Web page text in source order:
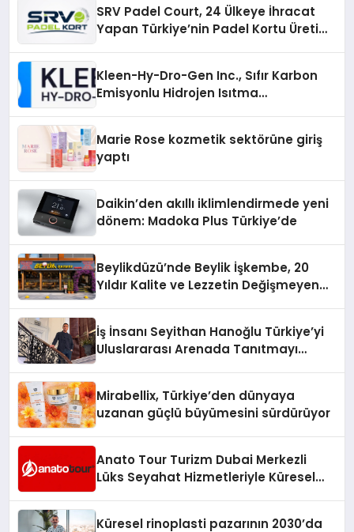
SRV Padel Court, 24 Ülkeye İhracat
Yapan Türkiye’nin Padel Kortu Üretim
Kleen-Hy-Dro-Gen Inc., Sıfır Karbon
Emisyonlu Hidrojen Isıtma
Marie Rose kozmetik sektörüne giriş
yaptı
Daikin’den akıllı iklimlendirmede yeni
dönem: Madoka Plus Türkiye’de
Beylikdüzü’nde Beylik İşkembe, 20
Yıldır Kalite ve Lezzetin Değişmeyen
İş İnsanı Seyithan Hanoğlu Türkiye’yi
Uluslararası Arenada Tanıtmayı
Mirabellix, Türkiye’den dünyaya
uzanan güçlü büyümesini sürdürüyor
Anato Tour Turizm Dubai Merkezli
Lüks Seyahat Hizmetleriyle Küresel
Küresel rinoplasti pazarının 2030’da